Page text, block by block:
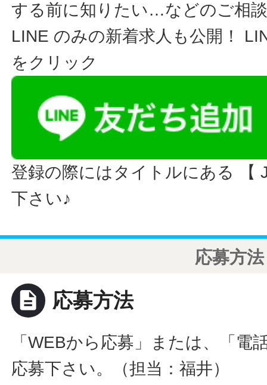
する前に知りたい…などのご相
LINE のみの新着求人も公開！
をクリック
登録の際にはタイトルにある 【
下さい♪
応募方法
description 応募方法
「WEBから応募」または、「電
応募下さい。（担当：福井）